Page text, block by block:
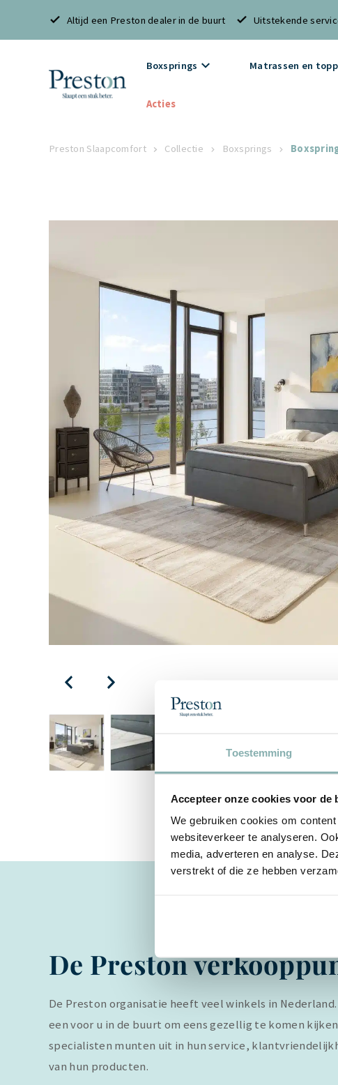
Toestemming
Accepteer onze cookies voor de
We gebruiken cookies om
websiteverkeer te analyseren.
media, adverteren en analyse.
verstrekt of die ze hebben
Altijd een Preston dealer in de buurt Uitstekende
Boxsprings Matrassen en
Acties
Preston Slaapcomfort Collectie Boxsprings
De Preston
De Preston organisatie heeft veel winkels in
een voor u in de buurt om eens gezellig te komen
specialisten munten uit in hun service,
van hun producten.